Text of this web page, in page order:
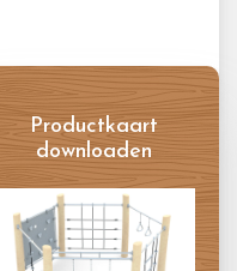
Productkaart
downloaden